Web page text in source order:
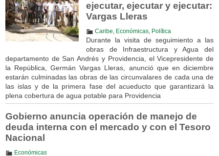
ejecutar, ejecutar y ejecutar:
Vargas Lleras
Caribe Económicas, Política
Durante la visita de seguimiento a las
obras de Infraestructura y Agua del
departamento de San Andrés y Providencia, el Vicepresidente de
la República, Germán Vargas Lleras, anunció que en diciembre
estarán culminadas las obras de las circunvalares de cada una de
las islas y de la primera fase del acueducto que garantizará la
plena cobertura de agua potable para Providencia
Gobierno anuncia operación de manejo de
deuda interna con el mercado y con el Tesoro
Nacional
Económicas